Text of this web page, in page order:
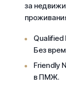
за
Qualified
Без
Friendly
в ПМЖ.